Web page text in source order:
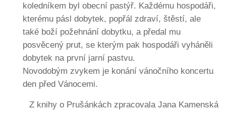
koledníkem byl obecní pastýř. Každému hospodáři,
kterému pásl dobytek, popřál zdraví, štěstí, ale
také boží požehnání dobytku, a předal mu
posvěcený prut, se kterým pak hospodáři vyháněli
dobytek na první jarní pastvu.
Novodobým zvykem je konání vánočního koncertu
den před Vánocemi.
Z knihy o Prušánkách zpracovala Jana Kamenská